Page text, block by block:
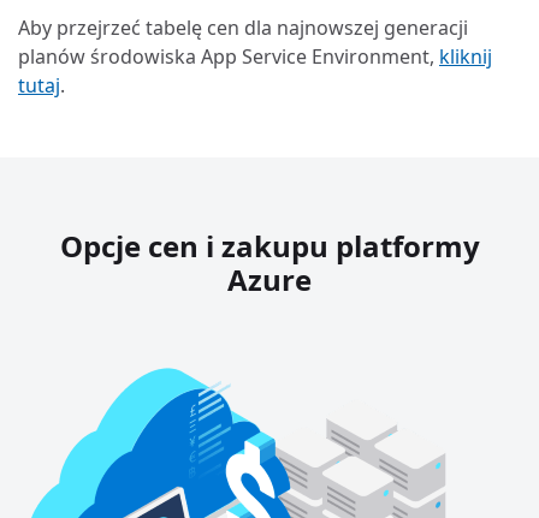
Aby przejrzeć tabelę cen dla najnowszej generacji
planów środowiska App Service Environment, kliknij
tutaj.
Opcje cen i zakupu platformy
Azure